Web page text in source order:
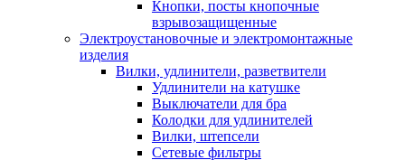
Кнопки, посты кнопочные
взрывозащищенные
Электроустановочные и электромонтажные
изделия
Вилки, удлинители, разветвители
Удлинители на катушке
Выключатели для бра
Колодки для удлинителей
Вилки, штепсели
Сетевые фильтры